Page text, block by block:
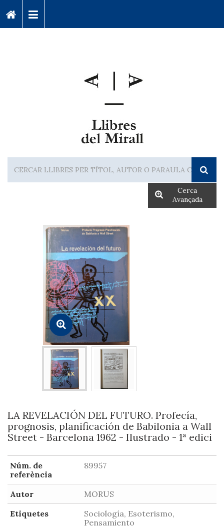
Cerca
Avançada
LA REVELACIÓN DEL FUTURO. Profecía,
prognosis, planificación de Babilonia a Wall
Street - Barcelona 1962 - Ilustrado - 1ª edici
Núm. de
referència
89957
Autor
MORUS
Etiquetes
Sociología, Esoterismo,
Pensamiento